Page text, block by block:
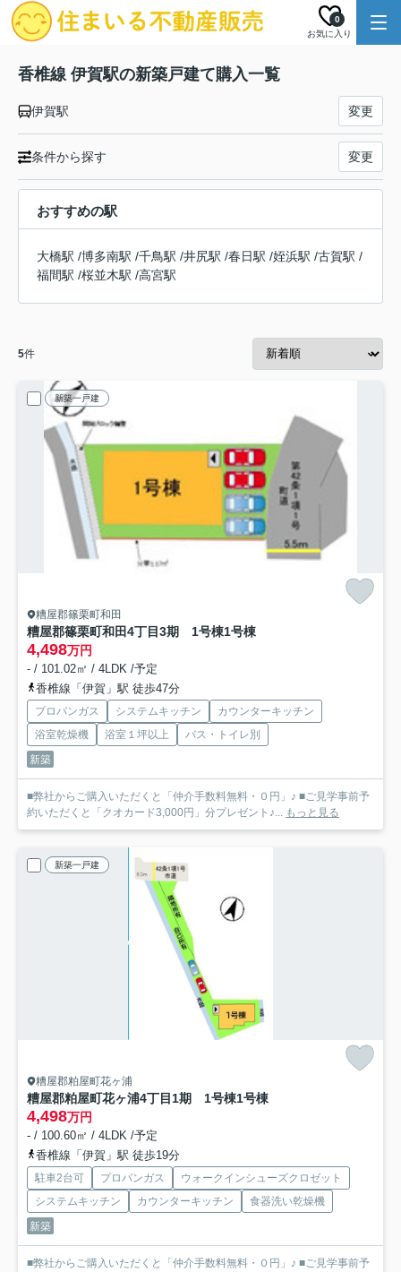
お気に入り
0
香椎線 伊賀駅の新築戸建て購入一覧
伊賀駅 変更
条件から探す 変更
おすすめの駅
大橋駅 /博多南駅 /千鳥駅 /井尻駅 /春日駅 /姪浜駅 /古賀駅 /
福間駅 /桜並木駅 /高宮駅
5件
新築一戸建
糟屋郡篠栗町和田
糟屋郡篠栗町和田4丁目3期 1号棟1号棟
4,498万円
- / 101.02㎡ / 4LDK /予定
香椎線「伊賀」駅 徒歩47分
プロパンガス システムキッチン
カウンターキッチン
浴室乾燥機
浴室１坪以上
バス・トイレ別
新築
■弊社からご購入いただくと「仲介手数料無料・０円」♪ ■ご見学事前予
約いただくと「クオカード3,000円」分プレゼント♪... もっと見る
新築一戸建
糟屋郡粕屋町花ヶ浦
糟屋郡粕屋町花ヶ浦4丁目1期 1号棟1号棟
4,498万円
- / 100.60㎡ / 4LDK /予定
香椎線「伊賀」駅 徒歩19分
駐車2台可 プロパンガス
ウォークインシューズクロゼット
システムキッチン
カウンターキッチン
食器洗い乾燥機
新築
■弊社からご購入いただくと「仲介手数料無料・０円」♪ ■ご見学事前予